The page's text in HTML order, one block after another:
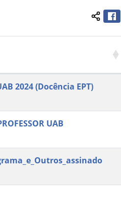
2024 (Docência EPT)
UAB